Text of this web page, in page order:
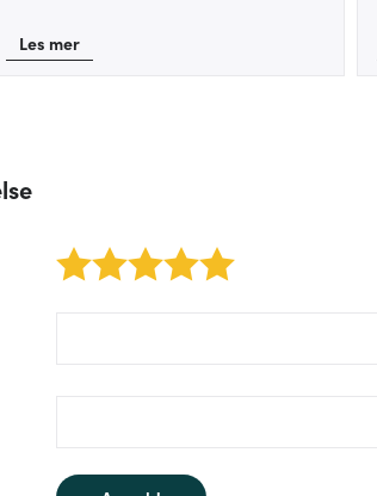
Les mer
1 star 2 stars 3 stars 4 stars 5 stars
/form/label/author: